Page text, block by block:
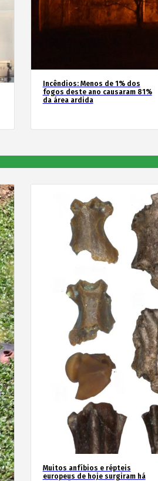
Incêndios: Menos de 1% dos
fogos deste ano causaram 81%
da área ardida
Muitos anfíbios e répteis
europeus de hoje surgiram há